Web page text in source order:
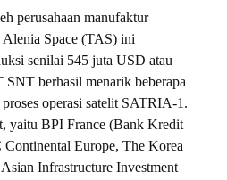
perusahaan manufaktur
Alenia Space (TAS) ini
senilai 545 juta USD atau
berhasil menarik beberapa
operasi satelit SATRIA-1.
yaitu BPI France (Bank Kredit
Europe, The Korea
Infrastructure Investment